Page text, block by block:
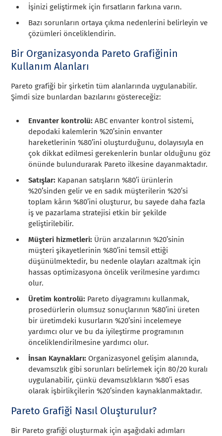
İşinizi geliştirmek için fırsatların farkına varın.
Bazı sorunların ortaya çıkma nedenlerini belirleyin ve
çözümleri önceliklendirin.
Bir Organizasyonda Pareto Grafiğinin
Kullanım Alanları
Pareto grafiği bir şirketin tüm alanlarında uygulanabilir.
Şimdi size bunlardan bazılarını göstereceğiz:
Envanter kontrolü: ABC envanter kontrol sistemi,
depodaki kalemlerin %20’sinin envanter
hareketlerinin %80’ini oluşturduğunu, dolayısıyla en
çok dikkat edilmesi gerekenlerin bunlar olduğunu göz
önünde bulundurarak Pareto ilkesine dayanmaktadır.
Satışlar: Kapanan satışların %80’i ürünlerin
%20’sinden gelir ve en sadık müşterilerin %20’si
toplam kârın %80’ini oluşturur, bu sayede daha fazla
iş ve pazarlama stratejisi etkin bir şekilde
geliştirilebilir.
Müşteri hizmetleri: Ürün arızalarının %20’sinin
müşteri şikayetlerinin %80’ini temsil ettiği
düşünülmektedir, bu nedenle olayları azaltmak için
hassas optimizasyona öncelik verilmesine yardımcı
olur.
Üretim kontrolü: Pareto diyagramını kullanmak,
prosedürlerin olumsuz sonuçlarının %80’ini üreten
bir üretimdeki kusurların %20’sini incelemeye
yardımcı olur ve bu da iyileştirme programının
önceliklendirilmesine yardımcı olur.
İnsan Kaynakları:Organizasyonel gelişim alanında,
devamsızlık gibi sorunları belirlemek için 80/20 kuralı
uygulanabilir, çünkü devamsızlıkların %80’i esas
olarak işbirlikçilerin %20’sinden kaynaklanmaktadır.
Pareto Grafiği Nasıl Oluşturulur?
Bir Pareto grafiği oluşturmak için aşağıdaki adımları